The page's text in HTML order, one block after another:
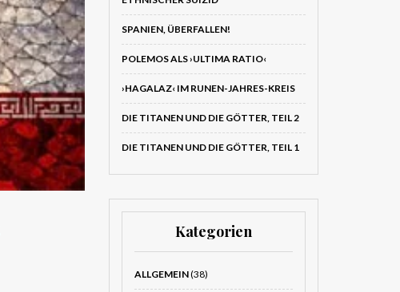
SPANIEN, ÜBERFALLEN!
POLEMOS ALS ›ULTIMA RATIO‹
›HAGALAZ‹ IM RUNEN-JAHRES-KREIS
DIE TITANEN UND DIE GÖTTER, TEIL 2
DIE TITANEN UND DIE GÖTTER, TEIL 1
Kategorien
ALLGEMEIN(38)